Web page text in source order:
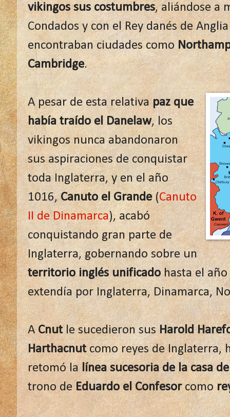
vikingos sus costumbres, aliándose a
Condados y con el Rey danés de
encontraban ciudades como
Cambridge.
A pesar de esta relativapaz que
había traído el Danelaw, los
vikingos nunca abandonaron
sus aspiraciones de conquistar
toda Inglaterra, y en el año
1016,Canuto el Grande(Canuto
II de Dinamarca), acabó
conquistando gran parte de
Inglaterra, gobernando sobre un
territorio inglés unificadohasta el
extendía por Inglaterra, Dinamarca,
ACnutle sucedieron susHarold
Harthacnutcomo reyes de Inglaterra,
retomó lalínea sucesoria de la casa
trono deEduardo el Confesorcomo